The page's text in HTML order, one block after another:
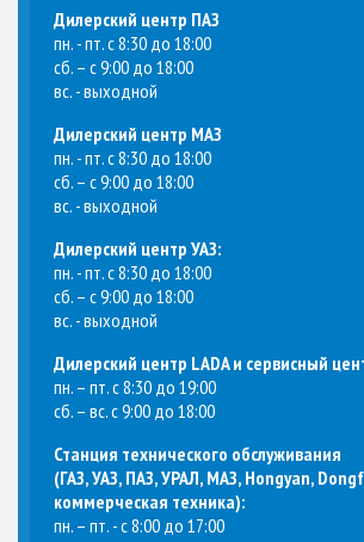
Дилерский центр ПАЗ
пн. - пт. с 8:30 до 18:00
сб. – с 9:00 до 18:00
вс. - выходной
Дилерский центр МАЗ
пн. - пт. с 8:30 до 18:00
сб. – с 9:00 до 18:00
вс. - выходной
Дилерский центр УАЗ:
пн. - пт. с 8:30 до 18:00
сб. – с 9:00 до 18:00
вс. - выходной
Дилерский центр LADA и сервисный
пн. – пт. с 8:30 до 19:00
сб. – вс. с 9:00 до 18:00
Станция технического обслуживания
(ГАЗ, УАЗ, ПАЗ, УРАЛ, МАЗ, Hongyan,
коммерческая техника):
пн. – пт. - с 8:00 до 17:00